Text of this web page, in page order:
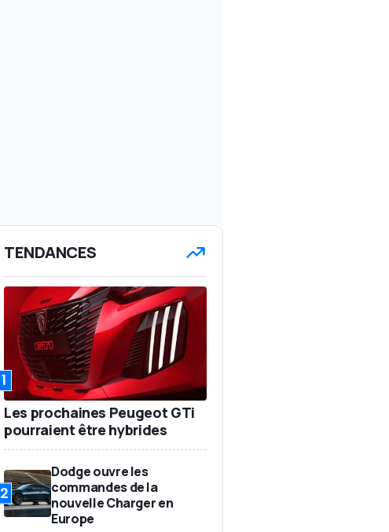
TENDANCES
1
Les prochaines Peugeot GTi
pourraient être hybrides
2
Dodge ouvre les
commandes de la
nouvelle Charger en
Europe